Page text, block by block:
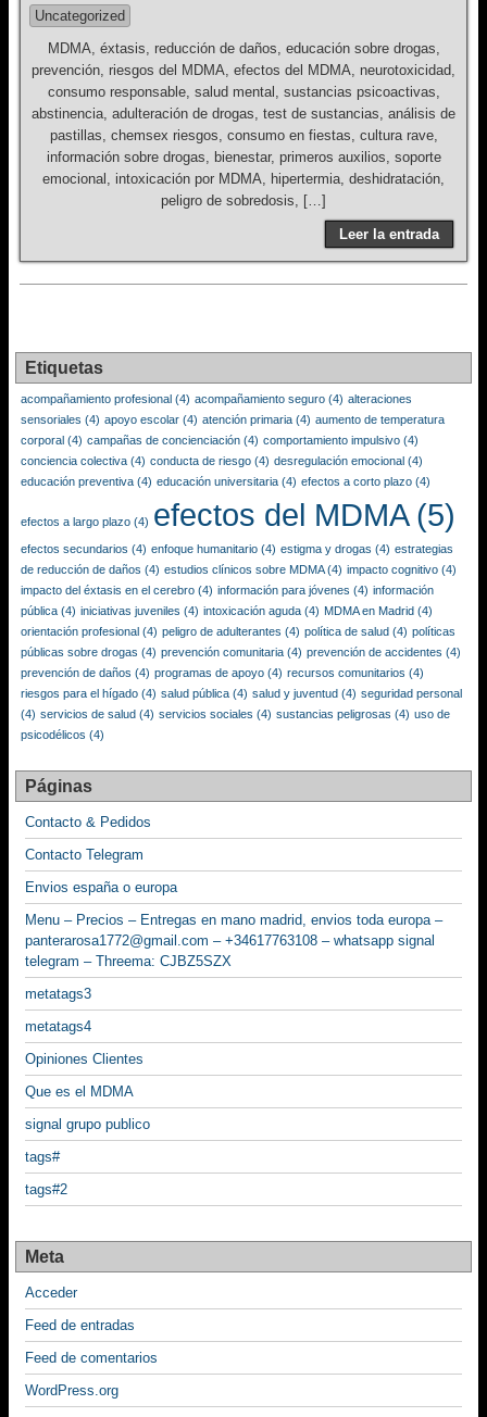
Uncategorized
MDMA, éxtasis, reducción de daños, educación sobre drogas,
prevención, riesgos del MDMA, efectos del MDMA, neurotoxicidad,
consumo responsable, salud mental, sustancias psicoactivas,
abstinencia, adulteración de drogas, test de sustancias, análisis de
pastillas, chemsex riesgos, consumo en fiestas, cultura rave,
información sobre drogas, bienestar, primeros auxilios, soporte
emocional, intoxicación por MDMA, hipertermia, deshidratación,
peligro de sobredosis, […]
Leer la entrada
Etiquetas
acompañamiento profesional (4) acompañamiento seguro (4) alteraciones
sensoriales (4) apoyo escolar (4) atención primaria (4) aumento de temperatura
corporal (4) campañas de concienciación (4) comportamiento impulsivo (4)
conciencia colectiva (4) conducta de riesgo (4) desregulación emocional (4)
educación preventiva (4) educación universitaria (4) efectos a corto plazo (4)
efectos a largo plazo (4) efectos del MDMA(5)
efectos secundarios (4) enfoque humanitario (4) estigma y drogas (4) estrategias
de reducción de daños (4) estudios clínicos sobre MDMA(4) impacto cognitivo (4)
impacto del éxtasis en el cerebro (4) información para jóvenes (4) información
pública (4) iniciativas juveniles (4) intoxicación aguda (4) MDMA en Madrid (4)
orientación profesional (4) peligro de adulterantes (4) política de salud (4) políticas
públicas sobre drogas (4) prevención comunitaria (4) prevención de accidentes (4)
prevención de daños (4) programas de apoyo (4) recursos comunitarios (4)
riesgos para el hígado (4) salud pública (4) salud y juventud (4) seguridad personal
(4) servicios de salud (4) servicios sociales (4) sustancias peligrosas (4) uso de
psicodélicos (4)
Páginas
Contacto & Pedidos
Contacto Telegram
Envios españa o europa
Menu – Precios – Entregas en mano madrid, envios toda europa –
panterarosa1772@gmail.com – +34617763108 – whatsapp signal
telegram – Threema: CJBZ5SZX
metatags3
metatags4
Opiniones Clientes
Que es el MDMA
signal grupo publico
tags#
tags#2
Meta
Acceder
Feed de entradas
Feed de comentarios
WordPress.org